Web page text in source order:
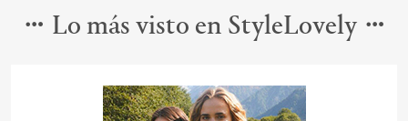
Lo más visto en StyleLovely